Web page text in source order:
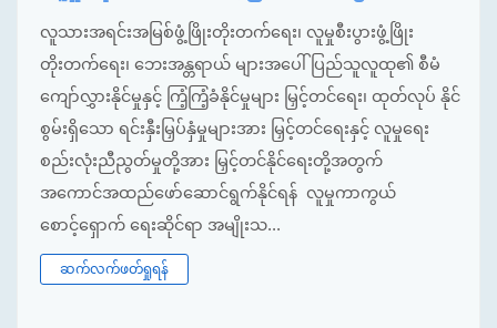
လူသားအရင်းအမြစ်ဖွံ့ဖြိုးတိုးတက်ရေး၊ လူမှုစီးပွားဖွံ့ဖြိုး
တိုးတက်ရေး၊ ဘေးအန္တရာယ် များအပေါ် ပြည်သူလူထု၏ စီမံ
ကျော်လွှားနိုင်မှုနှင့် ကြံ့ကြံ့ခံနိုင်မှုများ မြှင့်တင်ရေး၊ ထုတ်လုပ် နိုင်
စွမ်းရှိသော ရင်းနှီးမြှပ်နှံမှုများအား မြှင့်တင်ရေးနှင့် လူမှုရေး
စည်းလုံးညီညွတ်မှုတို့အား မြှင့်တင်နိုင်ရေးတို့အတွက်
အကောင်အထည်ဖော်ဆောင်ရွက်နိုင်ရန် လူမှုကာကွယ်
စောင့်ရှောက် ရေးဆိုင်ရာ အမျိုးသ...
ဆက်လက်ဖတ်ရှုရန်